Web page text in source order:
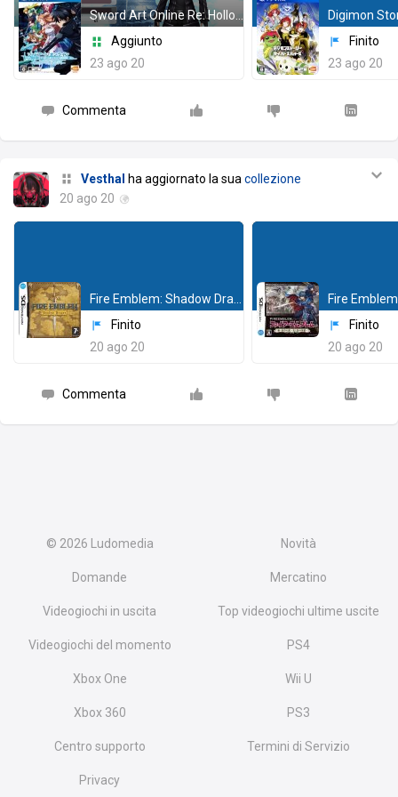
Aggiunto
23 ago 20
Finito
23 ago 20
Commenta
Vesthal ha aggiornato la sua collezione
20 ago 20
Finito
20 ago 20
Finito
20 ago 20
Commenta
© 2026 Ludomedia Novità
Domande Mercatino
Videogiochi in uscita Top videogiochi ultime uscite
Videogiochi del momento PS4
Xbox One Wii U
Xbox 360 PS3
Centro supporto Termini di Servizio
Privacy